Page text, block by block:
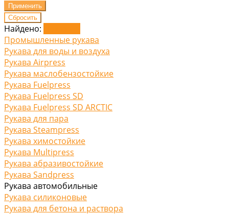
Найдено:
Промышленные рукава
Рукава для воды и воздуха
Рукава Airpress
Рукава маслобензостойкие
Рукава Fuelpress
Рукава Fuelpress SD
Рукава Fuelpress SD ARCTIC
Рукава для пара
Рукава Steampress
Рукава химостойкие
Рукава Multipress
Рукава абразивостойкие
Рукава Sandpress
Рукава автомобильные
Рукава силиконовые
Рукава для бетона и раствора